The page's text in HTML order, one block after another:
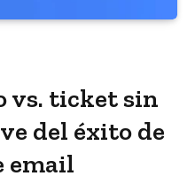
vs. ticket sin
del éxito de
email